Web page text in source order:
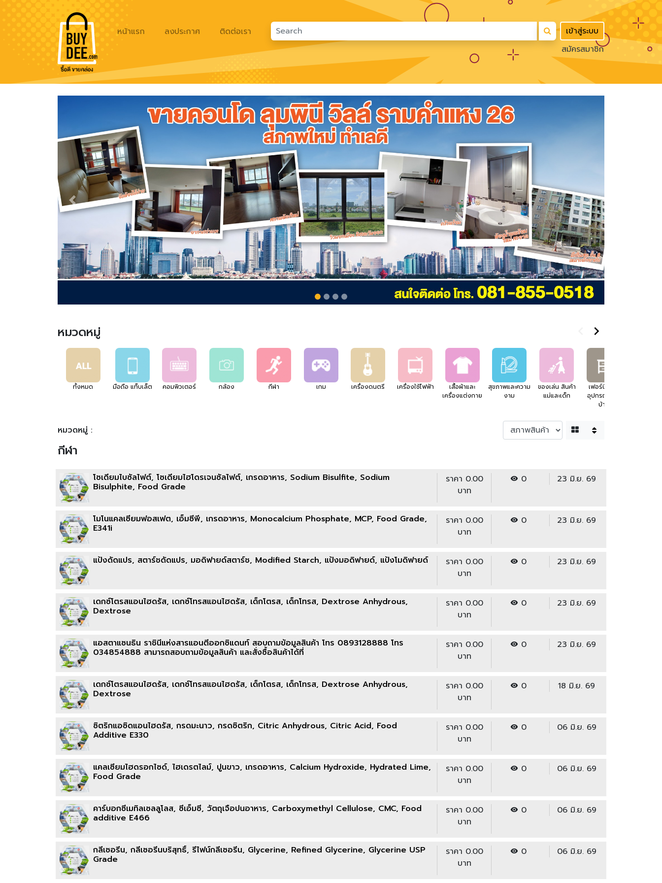
หน้าแรก ลงประกาศ
ติดต่อเรา
สมัครสมาชิก
เข้าสู่ระบบ
Previous Next
หมวดหมู่
ทั้งหมด มือถือ แท็บเล็ต คอมพิวเตอร์ กล้อง กีฬา เกม เครื่องดนตรี เครื่องใช้ไฟฟ้า
เสื้อผ้าและ
เครื่องแต่งกาย
สุขภาพและความ
งาม
ของเล่น สินค้า
แม่และเด็ก
เฟอร์นิเจอร์
อุปกรณ์แต่ง
บ้าน
หมวดหมู่ :
กีฬา
โซเดียมไบซัลไฟต์, โซเดียมไฮโดรเจนซัลไฟต์, เกรดอาหาร, Sodium Bisulfite, Sodium
Bisulphite, Food Grade
ราคา 0.00
บาท
0 23 มิ.ย. 69
โมโนแคลเซียมฟอสเฟต, เอ็มซีพี, เกรดอาหาร, Monocalcium Phosphate, MCP, Food Grade,
E341i
ราคา 0.00
บาท
0 23 มิ.ย. 69
แป้งดัดแปร, สตาร์ชดัดแปร, มอดิฟายด์สตาร์ช, Modified Starch, แป้งมอดิฟายด์, แป้งโมดิฟายด์
ราคา 0.00
บาท
0 23 มิ.ย. 69
เดกซ์โตรสแอนไฮดรัส, เดกซ์โทรสแอนไฮดรัส, เด็กโตรส, เด็กโทรส, Dextrose Anhydrous,
Dextrose
ราคา 0.00
บาท
0 23 มิ.ย. 69
แอสตาแซนธิน ราชินีแห่งสารแอนตี้ออกซิแดนท์ สอบถามข้อมูลสินค้า โทร 0893128888 โทร
034854888 สามารถสอบถามข้อมูลสินค้า และสั่งซื้อสินค้าได้ที่
ราคา 0.00
บาท
0 23 มิ.ย. 69
เดกซ์โตรสแอนไฮดรัส, เดกซ์โทรสแอนไฮดรัส, เด็กโตรส, เด็กโทรส, Dextrose Anhydrous,
Dextrose
ราคา 0.00
บาท
0 18 มิ.ย. 69
ซิตริกแอซิดแอนไฮดรัส, กรดมะนาว, กรดซิตริก, Citric Anhydrous, Citric Acid, Food
Additive E330
ราคา 0.00
บาท
0 06 มิ.ย. 69
แคลเซียมไฮดรอกไซด์, ไฮเดรตไลม์, ปูนขาว, เกรดอาหาร, Calcium Hydroxide, Hydrated Lime,
Food Grade
ราคา 0.00
บาท
0 06 มิ.ย. 69
คาร์บอกซีเมทิลเซลลูโลส, ซีเอ็มซี, วัตถุเจือปนอาหาร, Carboxymethyl Cellulose, CMC, Food
additive E466
ราคา 0.00
บาท
0 06 มิ.ย. 69
กลีเซอรีน, กลีเซอรีนบริสุทธิ์, รีไฟน์กลีเซอรีน, Glycerine, Refined Glycerine, Glycerine USP
Grade
ราคา 0.00
บาท
0 06 มิ.ย. 69